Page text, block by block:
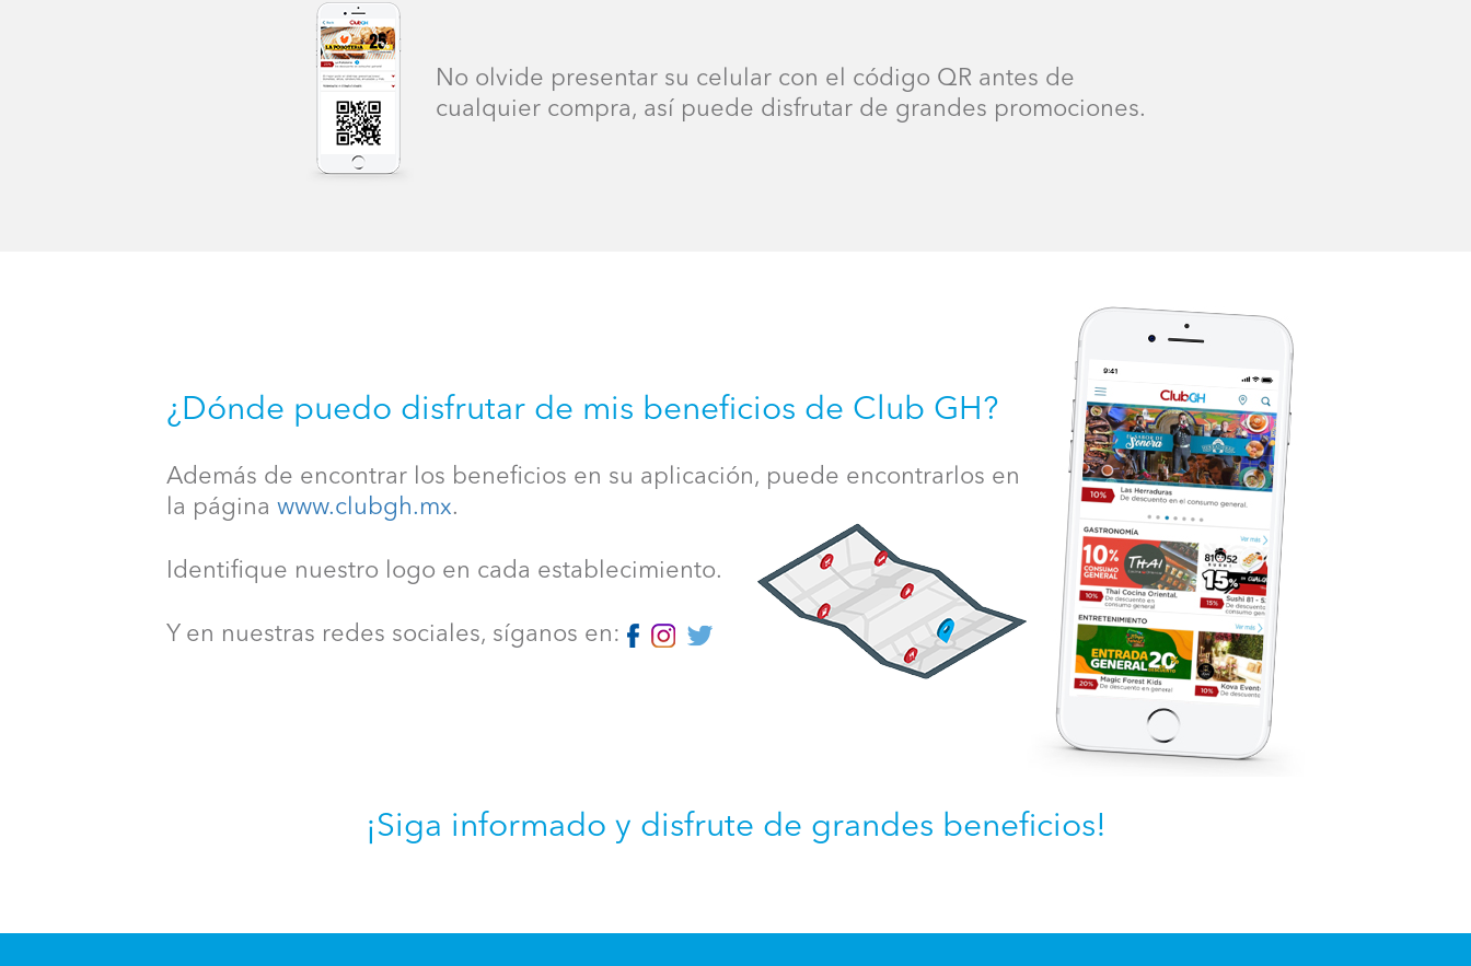
No olvide presentar su celular con el código QR antes de
cualquier compra, así puede disfrutar de grandes promociones.
¿Dónde puedo disfrutar de mis beneficios de Club GH?
Además de encontrar los beneficios en su aplicación, puede encontrarlos en
la página www.clubgh.mx.
Identifique nuestro logo en cada establecimiento.
Y en nuestras redes sociales, síganos en:
¡Siga informado y disfrute de grandes beneficios!